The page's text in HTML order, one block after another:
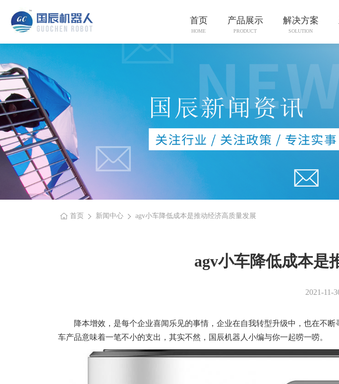
首页
HOME
产品展示
PRODUCT
解决方案
SOLUTION
首页 新闻中心 agv小车降低成本是推动经济高质量发展
agv小车降低成本是
2021-11-
降本增效，是每个企业喜闻乐见的事情，企业在自我转型升级中，也在不
车产品意味着一笔不小的支出，其实不然，国辰机器人小编与你一起唠一唠。